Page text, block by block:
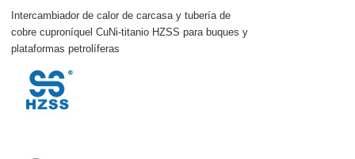
Intercambiador de calor de carcasa y tubería de
cobre cuproníquel CuNi-titanio HZSS para buques y
plataformas petrolíferas